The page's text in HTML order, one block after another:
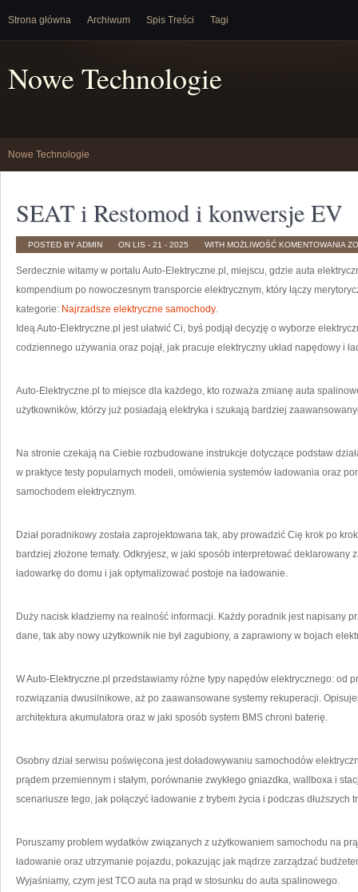
Strona główna Archiwum Spis Treści Tagi
Nowe Technologie
Nowe Technologie
SEAT i Restomod i konwersje EV
POSTED BY ADMIN ON LIS - 21 - 2025 WITH MOŻLIWOŚĆ KOMENTOWANIA
I
I
EV
Serdecznie witamy w portalu Auto-Elektryczne.pl, miejscu, gdzie auta
kompendium po nowoczesnym transporcie elektrycznym, który łączy
kategorie: Najrzadsze elektryczne samochody.
Ideą Auto-Elektryczne.pl jest ułatwić Ci, byś podjął decyzję o wyborze
codziennego używania oraz pojął, jak pracuje elektryczny układ napędowy i
Auto-Elektryczne.pl to miejsce dla każdego, kto rozważa zmianę auta
użytkowników, którzy już posiadają elektryka i szukają bardziej
Na stronie czekają na Ciebie rozbudowane instrukcje dotyczące podstaw
w praktyce testy popularnych modeli, omówienia systemów ładowania oraz
samochodem elektrycznym.
Dział poradnikowy została zaprojektowana tak, aby prowadzić Cię krok po
bardziej złożone tematy. Odkryjesz, w jaki sposób interpretować deklarowany
ładowarkę do domu i jak optymalizować postoje na ładowanie.
Duży nacisk kładziemy na realność informacji. Każdy poradnik jest napisany
dane, tak aby nowy użytkownik nie był zagubiony, a zaprawiony w bojach
W Auto-Elektryczne.pl przedstawiamy różne typy napędów elektrycznego: od
rozwiązania dwusilnikowe, aż po zaawansowane systemy rekuperacji.
architektura akumulatora oraz w jaki sposób system BMS chroni baterię.
Osobny dział serwisu poświęcona jest doładowywaniu samochodów
prądem przemiennym i stałym, porównanie zwykłego gniazdka, wallboxa i
scenariusze tego, jak połączyć ładowanie z trybem życia i podczas dłuższych
Poruszamy problem wydatków związanych z użytkowaniem samochodu na
ładowanie oraz utrzymanie pojazdu, pokazując jak mądrze zarządzać
Wyjaśniamy, czym jest TCO auta na prąd w stosunku do auta spalinowego.